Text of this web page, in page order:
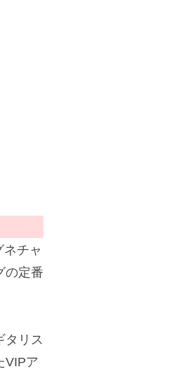
チャ
の定番
タリス
VIPア